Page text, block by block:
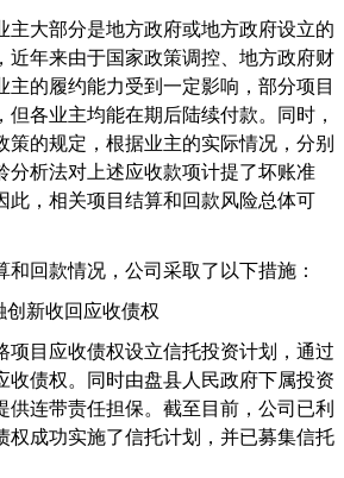
主大部分是地方政府或地方政府设立的
近年来由于国家政策调控、地方政府财
主的履约能力受到一定影响，部分项目
但各业主均能在期后陆续付款。同时，
策的规定，根据业主的实际情况，分别
分析法对上述应收款项计提了坏账准
此，相关项目结算和回款风险总体可
和回款情况，公司采取了以下措施：
创新收回应收债权
项目应收债权设立信托投资计划，通过
收债权。同时由盘县人民政府下属投资
供连带责任担保。截至目前，公司已利
权成功实施了信托计划，并已募集信托